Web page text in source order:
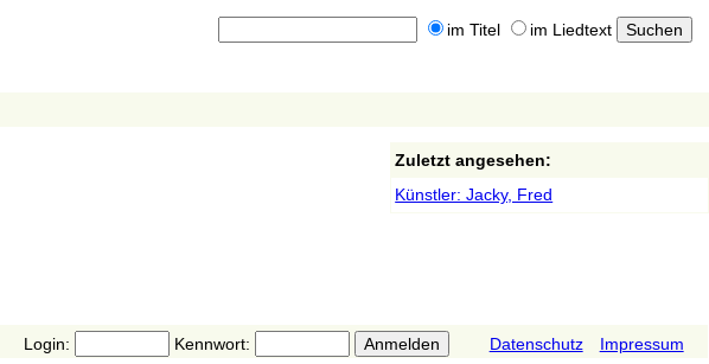
im Titel im Liedtext
Zuletzt angesehen:
Künstler: Jacky, Fred
Login: Kennwort: Datenschutz Impressum